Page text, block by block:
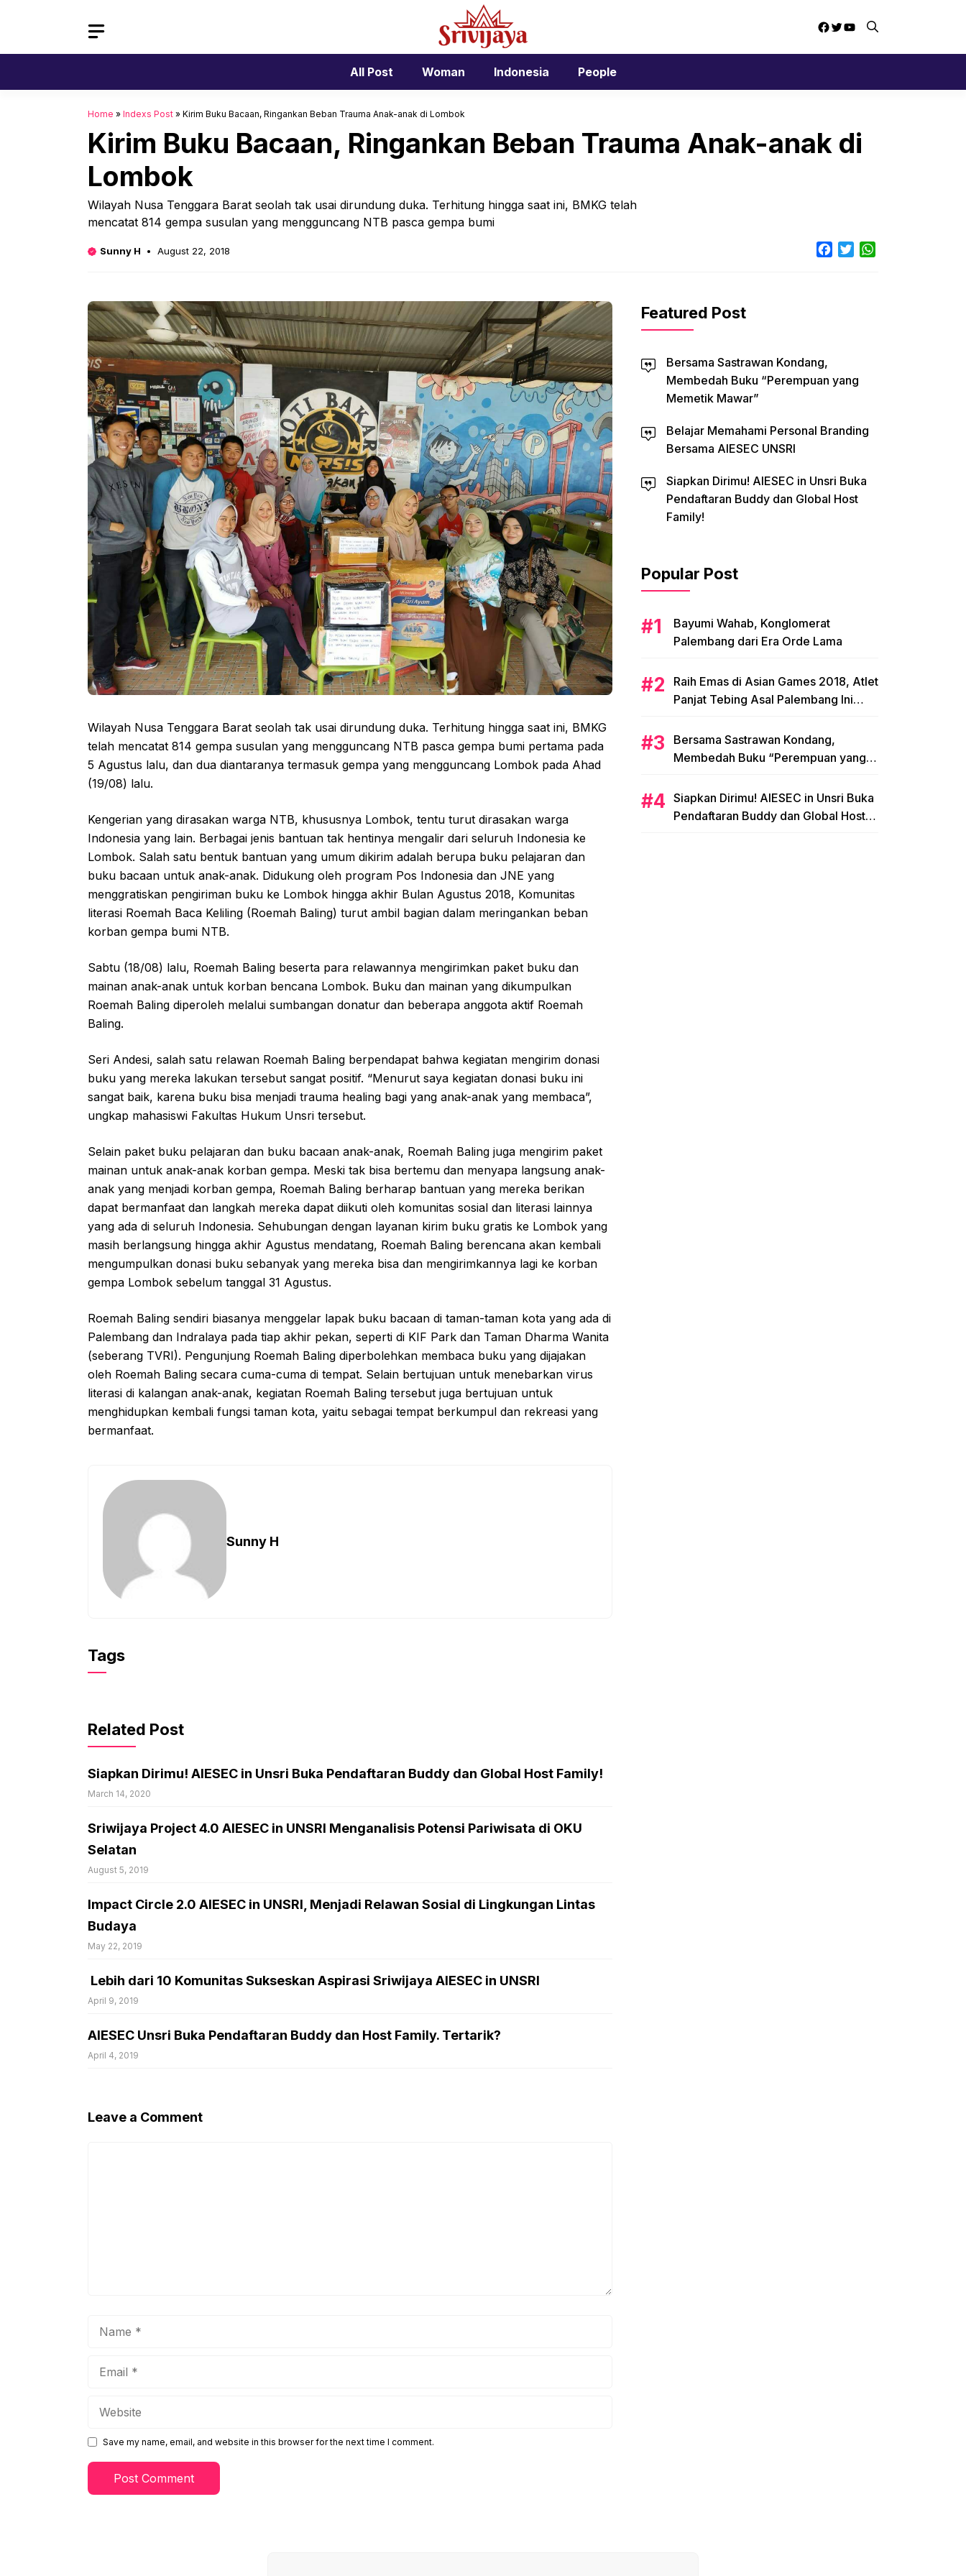
Facebook
Twitter
YouTube
All Post Woman Indonesia People
Home » Indexs Post » Kirim Buku Bacaan, Ringankan Beban Trauma Anak-anak di Lombok
Kirim Buku Bacaan, Ringankan Beban Trauma Anak-anak di
Lombok
Wilayah Nusa Tenggara Barat seolah tak usai dirundung duka. Terhitung hingga saat ini, BMKG telah
mencatat 814 gempa susulan yang mengguncang NTB pasca gempa bumi
Sunny H August 22, 2018 Facebook
Twitter
Wilayah Nusa Tenggara Barat seolah tak usai dirundung duka. Terhitung hingga saat ini, BMKG
telah mencatat 814 gempa susulan yang mengguncang NTB pasca gempa bumi pertama pada
5 Agustus lalu, dan dua diantaranya termasuk gempa yang mengguncang Lombok pada Ahad
(19/08) lalu.
Kengerian yang dirasakan warga NTB, khususnya Lombok, tentu turut dirasakan warga
Indonesia yang lain. Berbagai jenis bantuan tak hentinya mengalir dari seluruh Indonesia ke
Lombok. Salah satu bentuk bantuan yang umum dikirim adalah berupa buku pelajaran dan
buku bacaan untuk anak-anak. Didukung oleh program Pos Indonesia dan JNE yang
menggratiskan pengiriman buku ke Lombok hingga akhir Bulan Agustus 2018, Komunitas
literasi Roemah Baca Keliling (Roemah Baling) turut ambil bagian dalam meringankan beban
korban gempa bumi NTB.
Sabtu (18/08) lalu, Roemah Baling beserta para relawannya mengirimkan paket buku dan
mainan anak-anak untuk korban bencana Lombok. Buku dan mainan yang dikumpulkan
Roemah Baling diperoleh melalui sumbangan donatur dan beberapa anggota aktif Roemah
Baling.
Seri Andesi, salah satu relawan Roemah Baling berpendapat bahwa kegiatan mengirim donasi
buku yang mereka lakukan tersebut sangat positif. “Menurut saya kegiatan donasi buku ini
sangat baik, karena buku bisa menjadi trauma healing bagi yang anak-anak yang membaca”,
ungkap mahasiswi Fakultas Hukum Unsri tersebut.
Selain paket buku pelajaran dan buku bacaan anak-anak, Roemah Baling juga mengirim paket
mainan untuk anak-anak korban gempa. Meski tak bisa bertemu dan menyapa langsung anak-
anak yang menjadi korban gempa, Roemah Baling berharap bantuan yang mereka berikan
dapat bermanfaat dan langkah mereka dapat diikuti oleh komunitas sosial dan literasi lainnya
yang ada di seluruh Indonesia. Sehubungan dengan layanan kirim buku gratis ke Lombok yang
masih berlangsung hingga akhir Agustus mendatang, Roemah Baling berencana akan kembali
mengumpulkan donasi buku sebanyak yang mereka bisa dan mengirimkannya lagi ke korban
gempa Lombok sebelum tanggal 31 Agustus.
Roemah Baling sendiri biasanya menggelar lapak buku bacaan di taman-taman kota yang ada di
Palembang dan Indralaya pada tiap akhir pekan, seperti di KIF Park dan Taman Dharma Wanita
(seberang TVRI). Pengunjung Roemah Baling diperbolehkan membaca buku yang dijajakan
oleh Roemah Baling secara cuma-cuma di tempat. Selain bertujuan untuk menebarkan virus
literasi di kalangan anak-anak, kegiatan Roemah Baling tersebut juga bertujuan untuk
menghidupkan kembali fungsi taman kota, yaitu sebagai tempat berkumpul dan rekreasi yang
bermanfaat.
Sunny H
Tags
Related Post
Siapkan Dirimu! AIESEC in Unsri Buka Pendaftaran Buddy dan Global Host Family!
March 14, 2020
Sriwijaya Project 4.0 AIESEC in UNSRI Menganalisis Potensi Pariwisata di OKU
Selatan
August 5, 2019
Impact Circle 2.0 AIESEC in UNSRI, Menjadi Relawan Sosial di Lingkungan Lintas
Budaya
May 22, 2019
Lebih dari 10 Komunitas Sukseskan Aspirasi Sriwijaya AIESEC in UNSRI
April 9, 2019
AIESEC Unsri Buka Pendaftaran Buddy dan Host Family. Tertarik?
April 4, 2019
Leave a Comment
Save my name, email, and website in this browser for the next time I comment.
Featured Post
Bersama Sastrawan Kondang,
Membedah Buku “Perempuan yang
Memetik Mawar”
Belajar Memahami Personal Branding
Bersama AIESEC UNSRI
Siapkan Dirimu! AIESEC in Unsri Buka
Pendaftaran Buddy dan Global Host
Family!
Popular Post
Bayumi Wahab, Konglomerat
Palembang dari Era Orde Lama
Raih Emas di Asian Games 2018, Atlet
Panjat Tebing Asal Palembang Ini
Bersama Sastrawan Kondang,
Membedah Buku “Perempuan yang
Siapkan Dirimu! AIESEC in Unsri Buka
Pendaftaran Buddy dan Global Host